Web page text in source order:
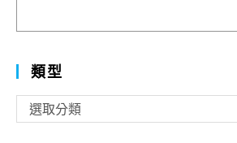
類型
型
選取分類